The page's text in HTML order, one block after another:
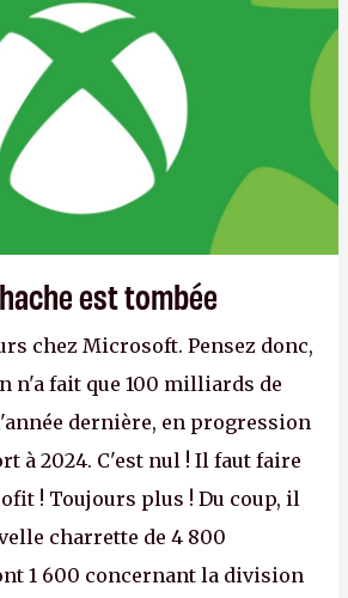
est tombée
chez Microsoft. Pensez donc,
n'a fait que 100 milliards de
dernière, en progression
à 2024. C'est nul ! Il faut faire
! Toujours plus ! Du coup, il
charrette de 4 800
1 600 concernant la division